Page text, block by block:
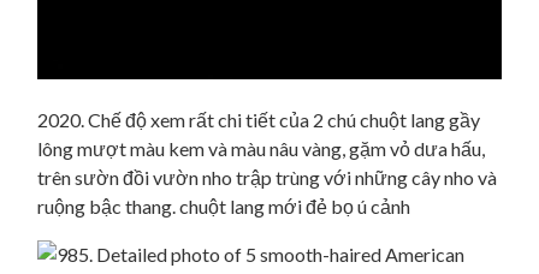
2020. Chế độ xem rất chi tiết của 2 chú chuột lang gầy
lông mượt màu kem và màu nâu vàng, gặm vỏ dưa hấu,
trên sườn đồi vườn nho trập trùng với những cây nho và
ruộng bậc thang. chuột lang mới đẻ bọ ú cảnh